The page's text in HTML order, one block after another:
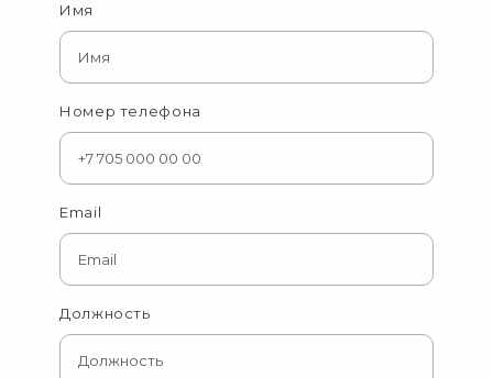
Имя
Номер телефона
Email
Должность